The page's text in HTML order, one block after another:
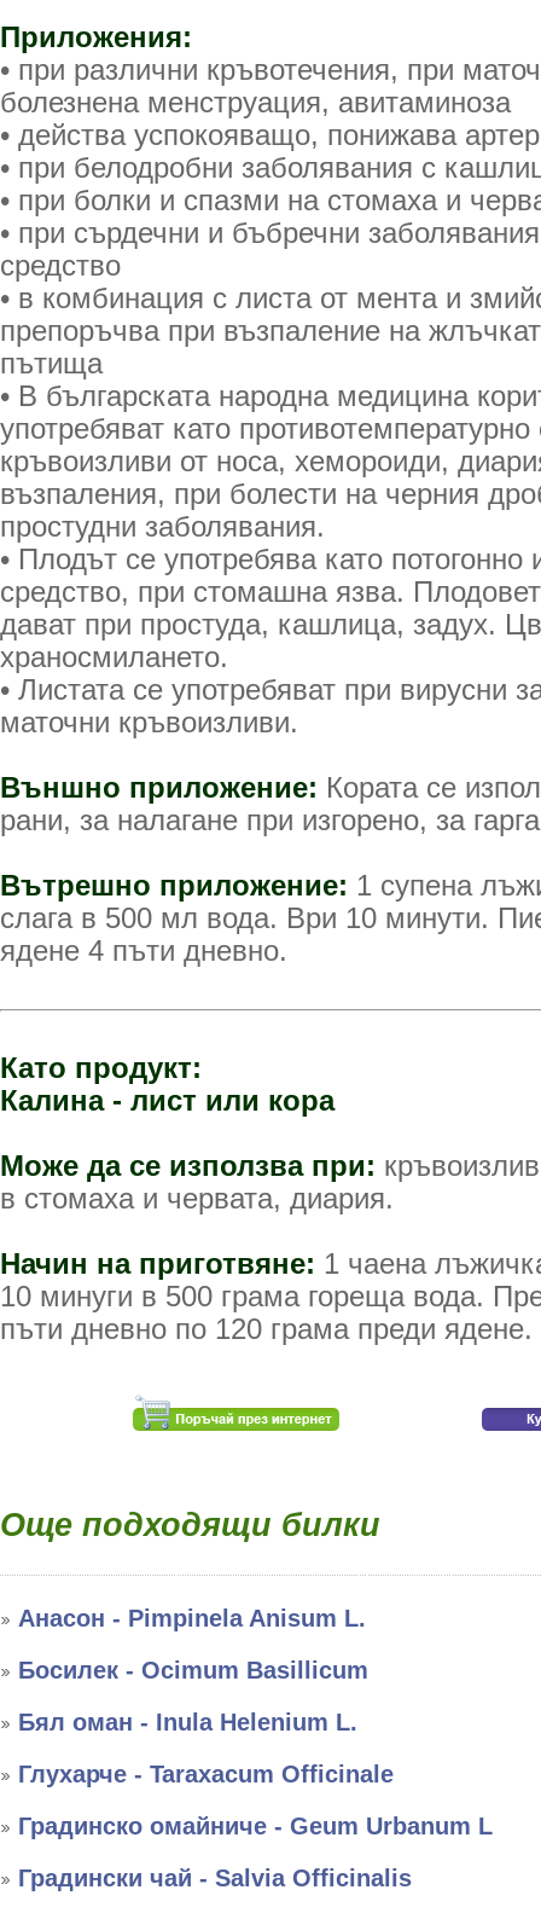
Приложения:
• при различни кръвотечения, при
болезнена менструация, авитаминоза
• действа успокояващо, понижава
• при белодробни заболявания с
• при болки и спазми на стомаха и
• при сърдечни и бъбречни
средство
• в комбинация с листа от мента и
препоръчва при възпаление на
пътища
• В българската народна медицина
употребяват като
кръвоизливи от носа, хемороиди,
възпаления, при болести на черния
простудни заболявания.
• Плодът се употребява като потогонно
средство, при стомашна язва.
дават при простуда, кашлица, задух.
храносмилането.
• Листата се употребяват при вирусни
маточни кръвоизливи.
Външно приложение: Кората се
рани, за налагане при изгорено, за
Вътрешно приложение: 1 супена
слага в 500 мл вода. Ври 10 минути.
ядене 4 пъти дневно.
Като продукт:
Калина - лист или кора
Може да се използва при:
в стомаха и червата, диария.
Начин на приготвяне: 1 чаена
10 минуги в 500 грама гореща вода.
пъти дневно по 120 грама преди ядене.
Още подходящи билки
Анасон - Pimpinela Anisum L.
Босилек - Ocimum Basillicum
Бял оман - Inula Helenium L.
Глухарче - Taraxacum Officinale
Градинско омайниче - Geum Urbanum L
Градински чай - Salvia Officinalis